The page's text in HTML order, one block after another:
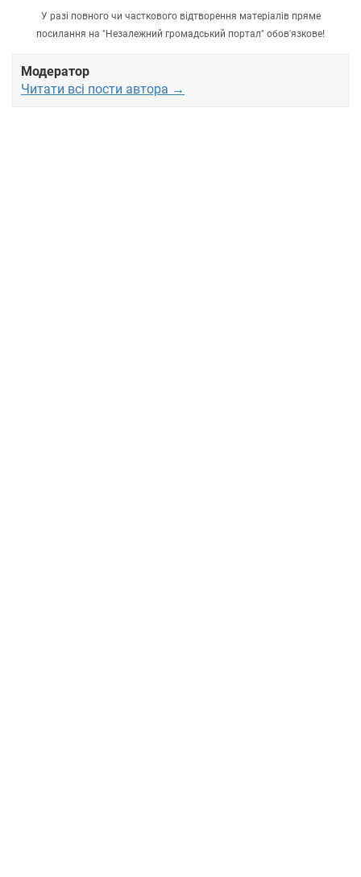
У разі повного чи часткового відтворення матеріалів пряме
посилання на "Незалежний громадський портал" обов'язкове!
Модератор
Читати всі пости автора →